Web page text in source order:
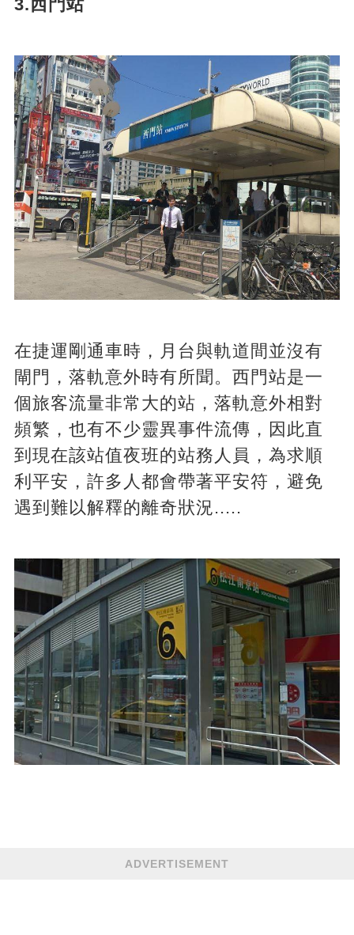
3.西門站
在捷運剛通車時，月台與軌道間並沒有
閘門，落軌意外時有所聞。西門站是一
個旅客流量非常大的站，落軌意外相對
頻繁，也有不少靈異事件流傳，因此直
到現在該站值夜班的站務人員，為求順
利平安，許多人都會帶著平安符，避免
遇到難以解釋的離奇狀況.....
ADVERTISEMENT